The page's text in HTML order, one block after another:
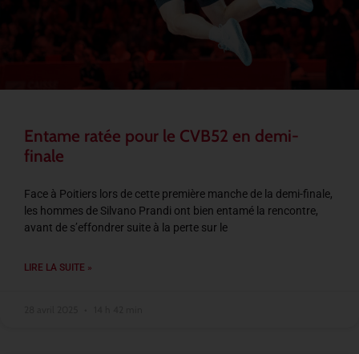
Entame ratée pour le CVB52 en demi-
finale
Face à Poitiers lors de cette première manche de la demi-finale,
les hommes de Silvano Prandi ont bien entamé la rencontre,
avant de s’effondrer suite à la perte sur le
LIRE LA SUITE »